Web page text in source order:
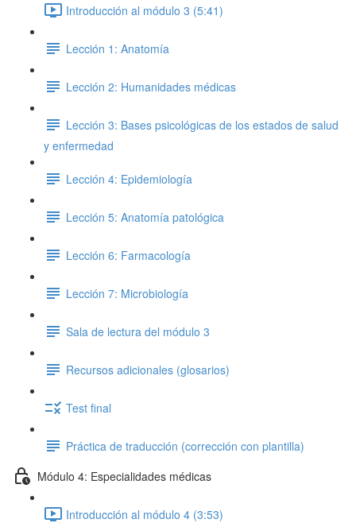
Introducción al módulo 3 (5:41)
Lección 1: Anatomía
Lección 2: Humanidades médicas
Lección 3: Bases psicológicas de los estados de salud
y enfermedad
Lección 4: Epidemiología
Lección 5: Anatomía patológica
Lección 6: Farmacología
Lección 7: Microbiología
Sala de lectura del módulo 3
Recursos adicionales (glosarios)
Test final
Práctica de traducción (corrección con plantilla)
Módulo 4: Especialidades médicas
Introducción al módulo 4 (3:53)